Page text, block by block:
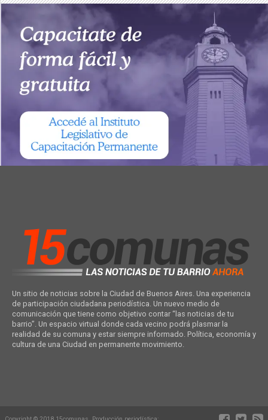
Un sitio de noticias sobre la Ciudad de Buenos Aires. Una experiencia
de participación ciudadana periodística. Un nuevo medio de
comunicación que tiene como objetivo contar “las noticias de tu
barrio”. Un espacio virtual donde cada vecino podrá plasmar la
realidad de su comuna y estar siempre informado. Política, economía y
cultura de una Ciudad en permanente movimiento.